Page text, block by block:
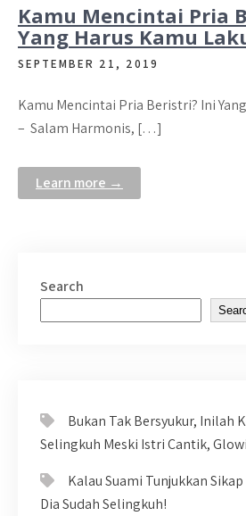
Kamu Mencintai Pria
Yang Harus Kamu
SEPTEMBER 21, 2019
Kamu Mencintai Pria Beristri? Ini
– Salam Harmonis, […]
Learn more →
Search
Bukan Tak Bersyukur, Inilah
Selingkuh Meski Istri Cantik,
Kalau Suami Tunjukkan
Dia Sudah Selingkuh!